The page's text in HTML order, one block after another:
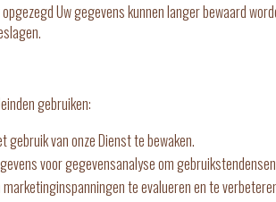
Uw gegevens kunnen langer bewaard
gebruiken:
gebruik van onze Dienst te bewaken.
voor gegevensanalyse om
te evalueren en te